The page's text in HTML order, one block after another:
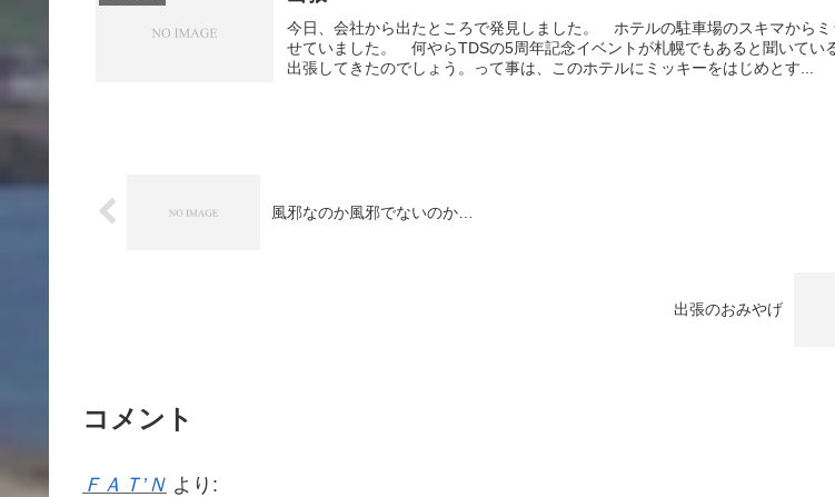
今日、会社から出たところで発見しました。 ホテルの駐車場のスキマから
せていました。 何やらTDSの5周年記念イベントが札幌でもあると聞いてい
出張してきたのでしょう。って事は、このホテルにミッキーをはじめとす...
風邪なのか風邪でないのか…
出張のおみやげ
コメント
ＦＡＴ’Ｎ より: